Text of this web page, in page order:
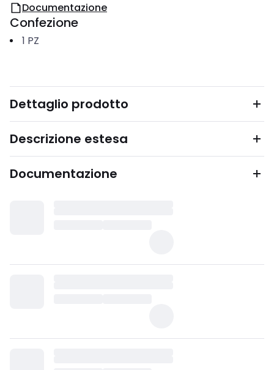
Documentazione
Confezione
1 PZ
Dettaglio prodotto
Descrizione estesa
Documentazione